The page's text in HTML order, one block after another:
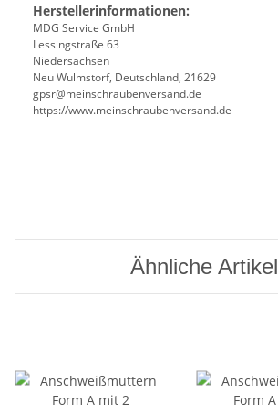
Herstellerinformationen:
MDG Service GmbH
Lessingstraße 63
Niedersachsen
Neu Wulmstorf, Deutschland, 21629
gpsr@meinschraubenversand.de
https://www.meinschraubenversand.de
Ähnliche Artikel